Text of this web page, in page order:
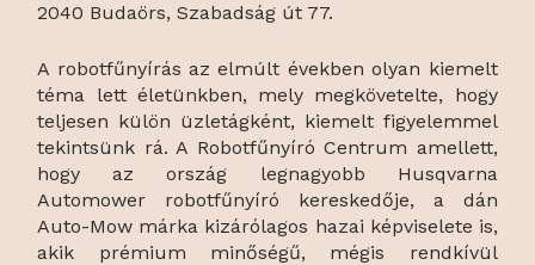
2040 Budaörs, Szabadság út 77.
A robotfűnyírás az elmúlt években olyan kiemelt
téma lett életünkben, mely megkövetelte, hogy
teljesen külön üzletágként, kiemelt figyelemmel
tekintsünk rá. A Robotfűnyíró Centrum amellett,
hogy az ország legnagyobb Husqvarna
Automower robotfűnyíró kereskedője, a dán
Auto-Mow márka kizárólagos hazai képviselete is,
akik prémium minőségű, mégis rendkívül